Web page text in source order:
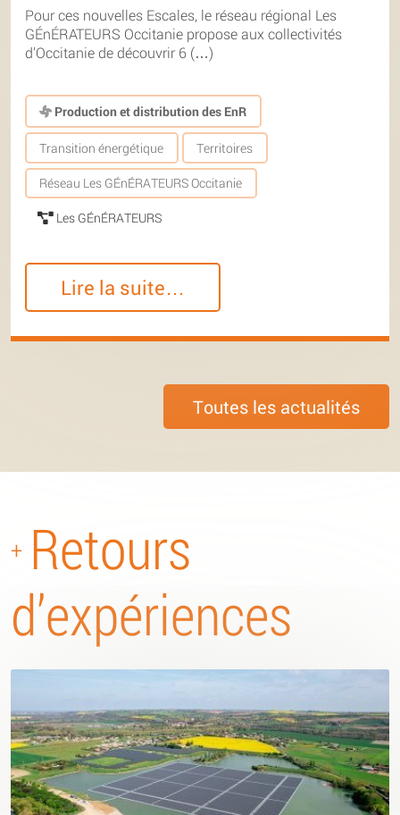
Pour ces nouvelles Escales, le réseau régional Les
GÉnÉRATEURS Occitanie propose aux collectivités
d’Occitanie de découvrir 6 (…)
Production et distribution des EnR
Transition énergétique Territoires
Réseau Les GÉnÉRATEURS Occitanie
Les GÉnÉRATEURS
Lire la suite…
Toutes les actualités
+ Retours
d’expériences